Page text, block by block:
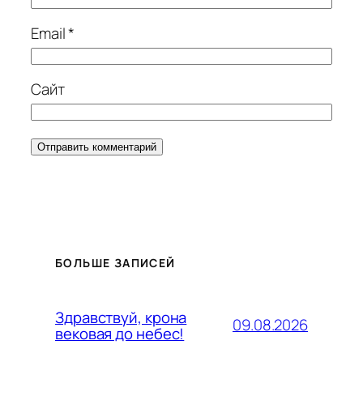
Email*
Сайт
БОЛЬШЕ ЗАПИСЕЙ
Здравствуй, крона
вековая до небес! 09.08.2026